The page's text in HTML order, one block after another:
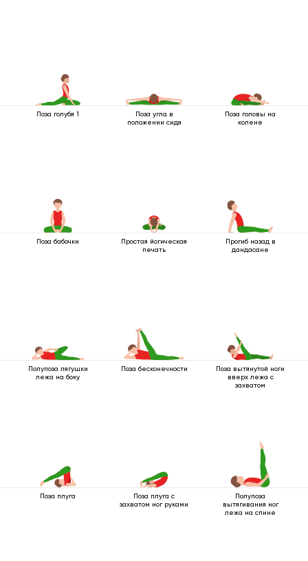
Поза голубя 1
Поза угла в
положении сидя
Поза головы на
колене
Поза бабочки
Простая йогическая
печать
Прогиб назад в
дандасане
Полупоза лягушки
лежа на боку
Поза бесконечности
Поза вытянутой ноги
вверх лежа с
захватом
Поза плуга
Поза плуга с
захватом ног руками
Полупоза
вытягивания ног
лежа на спине